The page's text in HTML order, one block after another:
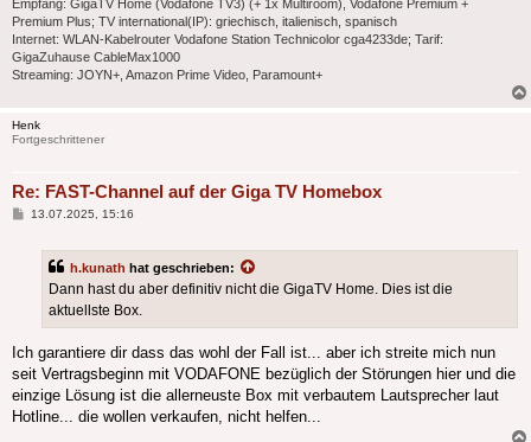
Empfang: GigaTV Home (Vodafone TV3) (+ 1x Multiroom), Vodafone Premium +
Premium Plus; TV international(IP): griechisch, italienisch, spanisch
Internet: WLAN-Kabelrouter Vodafone Station Technicolor cga4233de; Tarif:
GigaZuhause CableMax1000
Streaming: JOYN+, Amazon Prime Video, Paramount+
Henk
Fortgeschrittener
Re: FAST-Channel auf der Giga TV Homebox
Beitrag
13.07.2025, 15:16
h.kunath hat geschrieben:
Dann hast du aber definitiv nicht die GigaTV Home. Dies ist die
aktuellste Box.
Ich garantiere dir dass das wohl der Fall ist... aber ich streite mich nun
seit Vertragsbeginn mit VODAFONE bezüglich der Störungen hier und die
einzige Lösung ist die allerneuste Box mit verbautem Lautsprecher laut
Hotline... die wollen verkaufen, nicht helfen...